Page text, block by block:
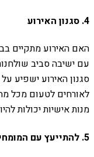
4. סגנון האירוע
האם האירוע מתקיים
עם ישיבה סביב
סגנון האירוע ישפיע
לאורחים לטעום מכל
מנות אישיות יכולות
5. להתייעץ עם המומחים